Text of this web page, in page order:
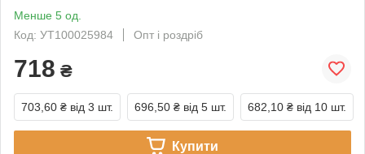
Менше 5 од.
Код: УТ100025984
Опт і роздріб
718 ₴
703,60 ₴ від 3 шт. 696,50 ₴ від 5 шт. 682,10 ₴ від 10 шт.
Купити